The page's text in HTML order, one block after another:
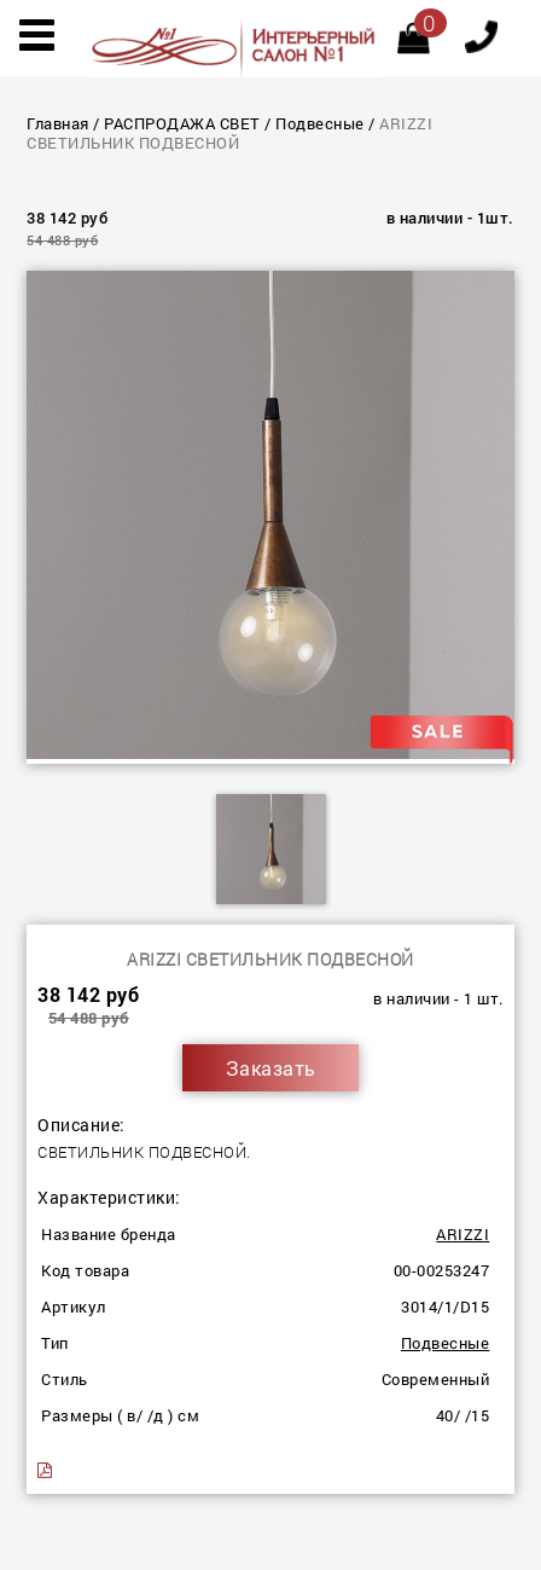
0
Главная / РАСПРОДАЖА СВЕТ / Подвесные /ARIZZI
СВЕТИЛЬНИК ПОДВЕСНОЙ
38 142 руб
54 488 руб
в наличии - 1шт.
ARIZZI СВЕТИЛЬНИК ПОДВЕСНОЙ
38 142 руб
54 488 руб
в наличии - 1 шт.
Заказать
Описание:
СВЕТИЛЬНИК ПОДВЕСНОЙ.
Характеристики:
Название бренда
ARIZZI
Код товара
00-00253247
Артикул
3014/1/D15
Тип
Подвесные
Стиль
Современный
Размеры ( в/ /д ) см
40/ /15